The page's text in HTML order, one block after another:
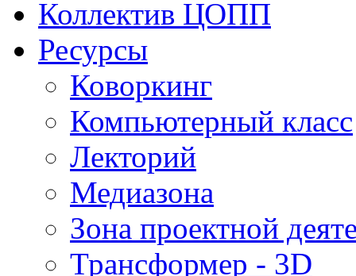
Коллектив ЦОПП
Ресурсы
Коворкинг
Компьютерный класс
Лекторий
Медиазона
Зона проектной
Трансформер - 3D